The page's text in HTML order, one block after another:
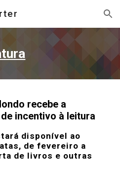
Skip to navigation
recebe a
incentivo à leitura
disponível ao
de fevereiro a
de livros e outras